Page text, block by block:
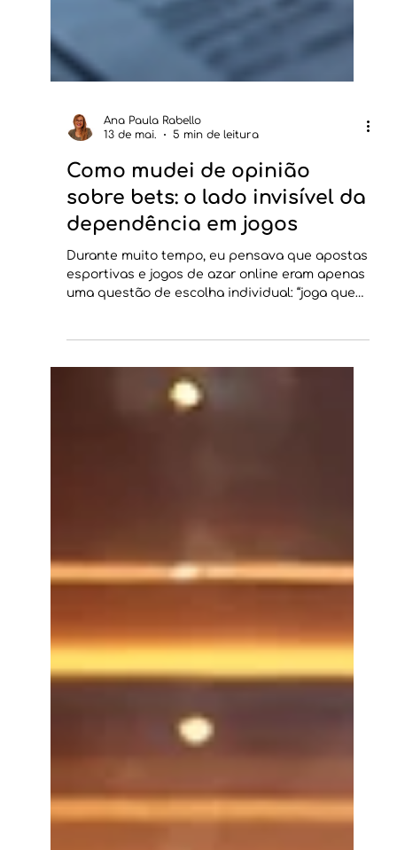
Ana Paula Rabello
13 de mai.
5 min de leitura
Como mudei de opinião
sobre bets: o lado invisível da
dependência em jogos
Durante muito tempo, eu pensava que apostas
dinheiro”. Essa visão parecia razoável,
sobretudo em um país que discute tanto
liberdade econômica e autonomia do cidadão.